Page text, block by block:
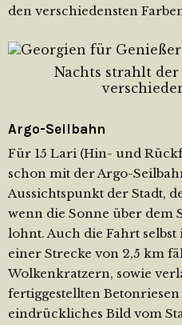
den verschiedensten
Nachts strahlt
Argo-Seilbahn
Für 15 Lari (Hin- und
schon mit der Argo-
Aussichtspunkt der Stadt,
wenn die Sonne über dem
lohnt. Auch die Fahrt
einer Strecke von 2,5 km
Wolkenkratzern, sowie
fertiggestellten
eindrückliches Bild vom